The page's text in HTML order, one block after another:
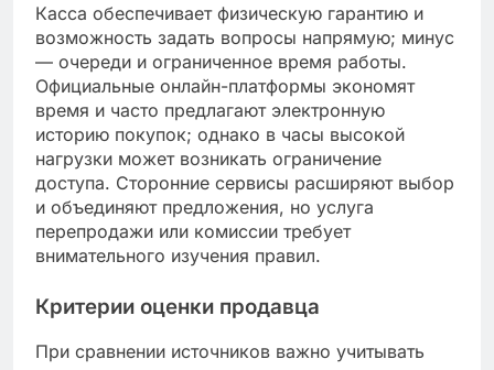
Касса обеспечивает физическую гарантию и
возможность задать вопросы напрямую; минус
— очереди и ограниченное время работы.
Официальные онлайн-платформы экономят
время и часто предлагают электронную
историю покупок; однако в часы высокой
нагрузки может возникать ограничение
доступа. Сторонние сервисы расширяют выбор
и объединяют предложения, но услуга
перепродажи или комиссии требует
внимательного изучения правил.
Критерии оценки продавца
При сравнении источников важно учитывать